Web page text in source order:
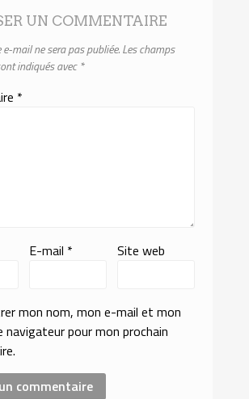
UN COMMENTAIRE
e-mail ne sera pas publiée.Les champs
indiqués avec*
*
E-mail * Site web
mon nom, mon e-mail et mon
navigateur pour mon prochain